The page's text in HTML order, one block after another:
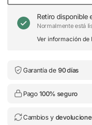
Retiro disponible
Normalmente está
Ver información de
Garantía de90 días
Pago100% seguro
Cambios y